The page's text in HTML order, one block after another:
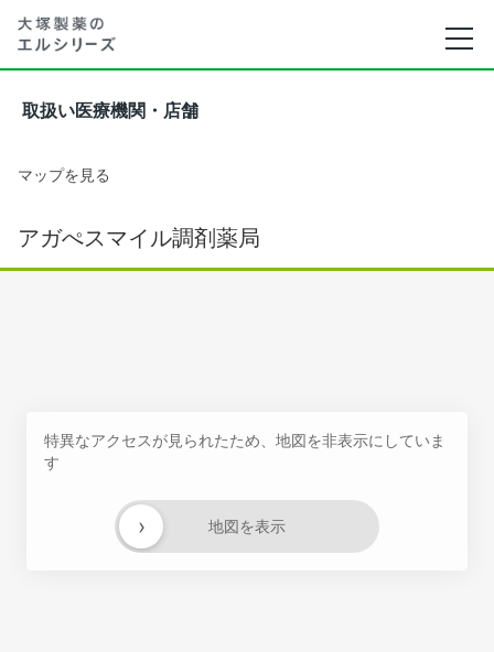
取扱い医療機関・店舗
マップを見る
アガぺスマイル調剤薬局
特異なアクセスが見られたため、地図を非表示にしていま
す
地図を表示
›